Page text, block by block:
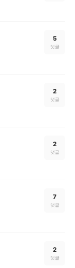
5
댓글
2
댓글
2
댓글
7
댓글
2
댓글